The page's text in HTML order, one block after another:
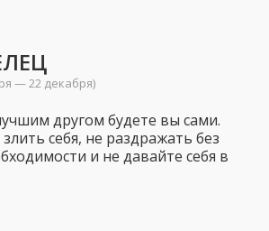
— 22 декабря)
другом будете вы сами.
себя, не раздражать без
и не давайте себя в